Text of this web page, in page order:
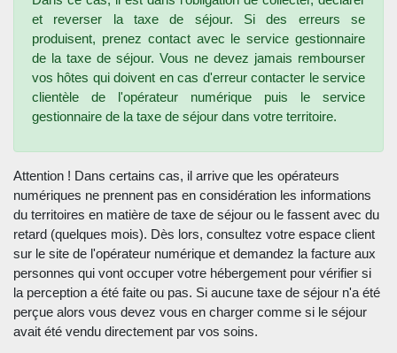
et reverser la taxe de séjour. Si des erreurs se
produisent, prenez contact avec le service gestionnaire
de la taxe de séjour. Vous ne devez jamais rembourser
vos hôtes qui doivent en cas d'erreur contacter le service
clientèle de l'opérateur numérique puis le service
gestionnaire de la taxe de séjour dans votre territoire.
Attention ! Dans certains cas, il arrive que les opérateurs
numériques ne prennent pas en considération les informations
du territoires en matière de taxe de séjour ou le fassent avec du
retard (quelques mois). Dès lors, consultez votre espace client
sur le site de l'opérateur numérique et demandez la facture aux
personnes qui vont occuper votre hébergement pour vérifier si
la perception a été faite ou pas. Si aucune taxe de séjour n'a été
perçue alors vous devez vous en charger comme si le séjour
avait été vendu directement par vos soins.